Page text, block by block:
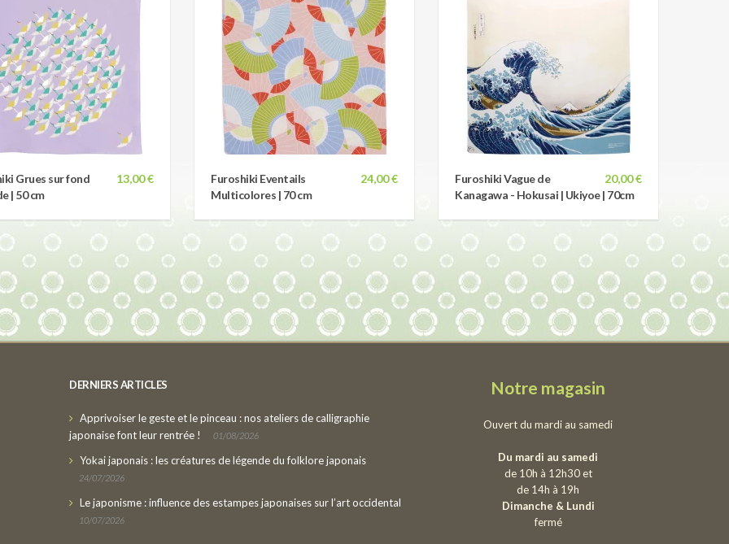
13,00 €
Grues sur fond
| 50 cm
24,00 €
Furoshiki Eventails
Multicolores | 70 cm
20,00 €
Furoshiki Vague de
Kanagawa - Hokusai | Ukiyoe | 70cm
DERNIERS ARTICLES
Apprivoiser le geste et le pinceau : nos ateliers de calligraphie
japonaise font leur rentrée !
01/08/2026
Yokai japonais : les créatures de légende du folklore japonais
24/07/2026
Le japonisme : influence des estampes japonaises sur l’art occidental
10/07/2026
Notre magasin
Ouvert du mardi au samedi
Du mardi au samedi
de 10h à 12h30 et
de 14h à 19h
Dimanche & Lundi
fermé